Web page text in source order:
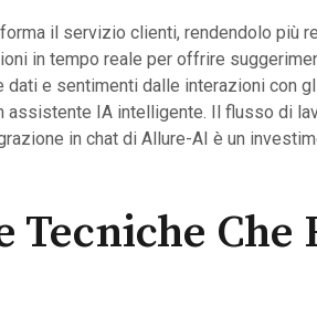
il servizio clienti, rendendolo più
in tempo reale per offrire
e sentimenti dalle interazioni con
IA intelligente. Il flusso di
in chat di Allure-AI è un
Tecniche